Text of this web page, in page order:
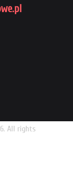
All rights